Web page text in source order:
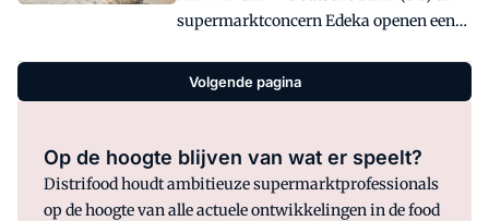
supermarktconcern Edeka openen een
nieuwe treinstation in Renningen.
Volgende pagina
Op de hoogte blijven van wat er speelt?
Distrifood houdt ambitieuze supermarktprofessionals
op de hoogte van alle actuele ontwikkelingen in de food